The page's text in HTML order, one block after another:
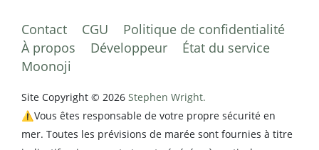
Contact CGU
Politique de confidentialité
À propos
Développeur
État du service
Moonoji
Site Copyright © 2026 Stephen Wright.
⚠️Vous êtes responsable de votre propre sécurité en
mer. Toutes les prévisions de marée sont fournies à titre